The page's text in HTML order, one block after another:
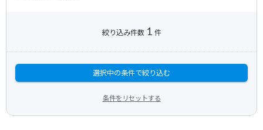
絞り込み件数 1 件
選択中の条件で絞り込む
条件をリセットする